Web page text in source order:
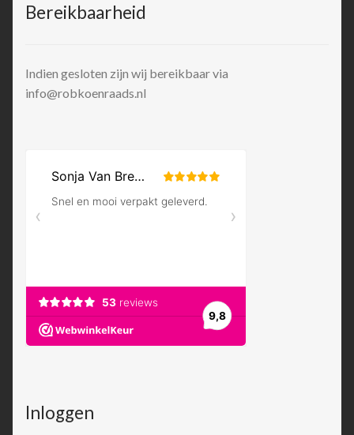
Bereikbaarheid
Indien gesloten zijn wij bereikbaar via
info@robkoenraads.nl
Inloggen